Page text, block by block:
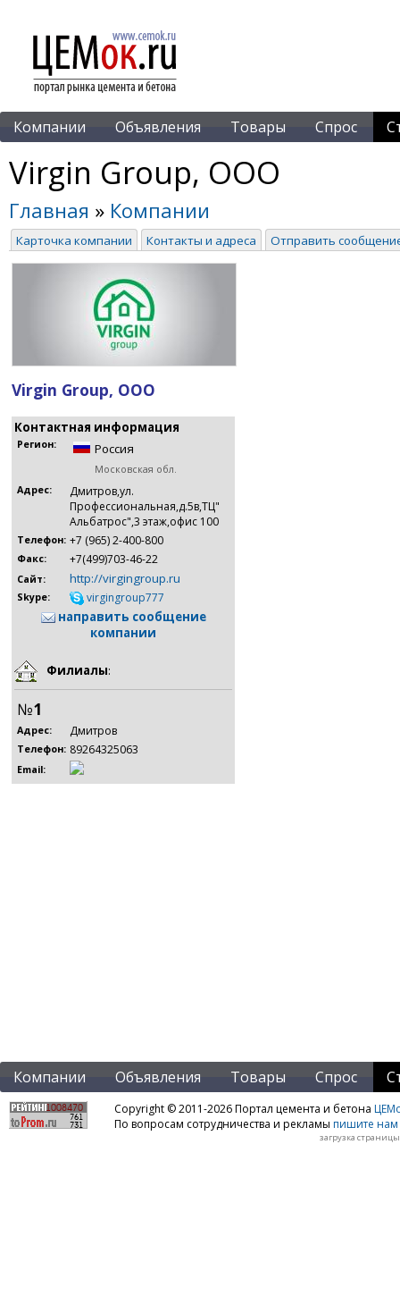
Компании Объявления Товары Спрос
Virgin Group, ООО
Главная » Компании
Карточка компании Контакты и адреса Отправить
Virgin Group, ООО
Контактная информация
Регион: Россия
Московская обл.
Адрес:
Дмитров,ул.
Профессиональная,д.5в,ТЦ"
Альбатрос",3 этаж,офис 100
Телефон: +7 (965) 2-400-800
Факс: +7(499)703-46-22
Сайт: http://virgingroup.ru
Skype: virgingroup777
направить сообщение
компании
Филиалы:
№1
Адрес: Дмитров
Телефон: 89264325063
Email:
Компании Объявления Товары Спрос
Copyright © 2011-2026 Портал цемента и бетона
По вопросам сотрудничества и рекламы пишите нам
загрузка